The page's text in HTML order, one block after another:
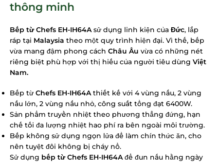
thông minh
Bếp từ Chefs EH-IH64Asử dụng linh kiện của Đức, lắp
ráp tại Malaysia theo một quy trình hiện đại. Vì thế, bếp
vừa mang đậm phong cách Châu Âu vừa có những nét
riêng biệt phù hợp với thị hiếu của người tiêu dùng Việt
Nam.
Bếp từ Chefs EH-IH64Athiết kế với 4 vùng nấu, 2 vùng
nấu lớn, 2 vùng nấu nhỏ, công suất tổng đạt 6400W.
Sản phẩm truyền nhiệt theo phương thẳng đứng, hạn
chế tối đa lượng nhiệt hao phí ra bên ngoài môi trường.
Bếp không sử dụng ngọn lửa để làm chín thức ăn, cho
nên tuyệt đôi không bị cháy nổ.
Sử dụng bếp từ Chefs EH-IH64Ađể đun nấu hằng ngày